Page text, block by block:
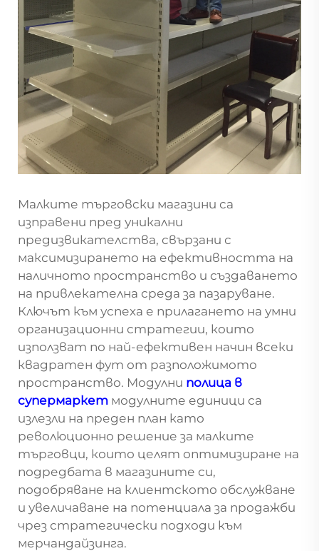
Малките търговски магазини са
изправени пред уникални
предизвикателства, свързани с
максимизирането на ефективността на
наличното пространство и създаването
на привлекателна среда за пазаруване.
Ключът към успеха е прилагането на умни
организационни стратегии, които
използват по най-ефективен начин всеки
квадратен фут от разположимото
пространство. Модулни полица в
супермаркет модулните единици са
излезли на преден план като
революционно решение за малките
търговци, които целят оптимизиране на
подредбата в магазините си,
подобряване на клиентското обслужване
и увеличаване на потенциала за продажби
чрез стратегически подходи към
мерчандайзинга.